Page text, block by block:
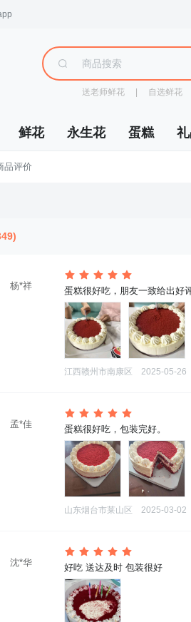
送老师鲜花 自选鲜花
鲜花 永生花 蛋糕
品评价
杨*祥 蛋糕很好吃，朋友一致给出好
江西赣州市南康区 2025-05-26
孟*佳 蛋糕很好吃，包装完好。
山东烟台市莱山区 2025-03-02
沈*华 好吃 送达及时 包装很好